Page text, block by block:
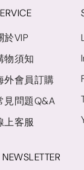
於VIP
物須知
外會員訂購
見問題Q&A
上客服
NEWSLETTER